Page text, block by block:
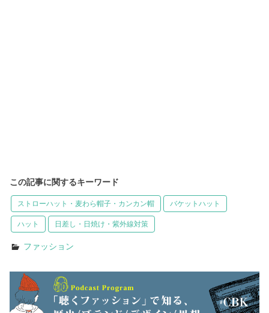
この記事に関するキーワード
ストローハット・麦わら帽子・カンカン帽 バケットハット
ハット 日差し・日焼け・紫外線対策
ファッション